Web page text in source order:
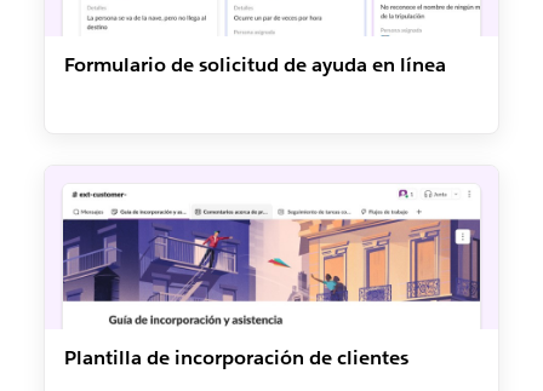
Formulario de solicitud de ayuda en línea
Plantilla de incorporación de clientes